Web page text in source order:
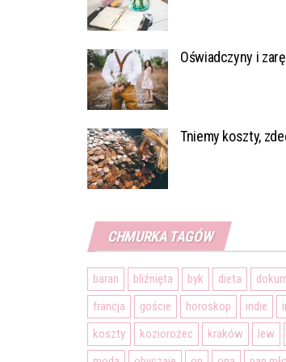
Oświadczyny i
Tniemy koszty,
CHMURKA TAGÓW
baran bliźnięta byk dieta
francja
goście horoskop indie
koszty
koziorożec kraków lew